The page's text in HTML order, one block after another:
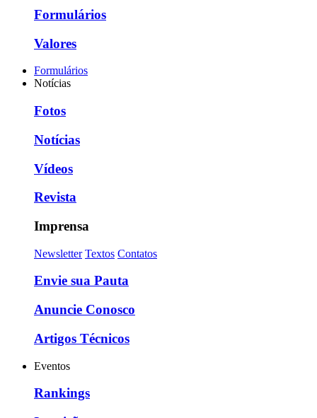
Formulários
Valores
Formulários
Notícias
Fotos
Notícias
Vídeos
Revista
Imprensa
Newsletter Textos Contatos
Envie sua Pauta
Anuncie Conosco
Artigos Técnicos
Eventos
Rankings